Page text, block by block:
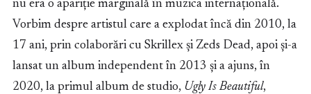
nu era o apariție marginală în muzica internațională.
Vorbim despre artistul care a explodat încă din 2010, la
17 ani, prin colaborări cu Skrillex și Zeds Dead, apoi și-a
lansat un album independent în 2013 și a ajuns, în
2020, la primul album de studio, Ugly Is Beautiful,